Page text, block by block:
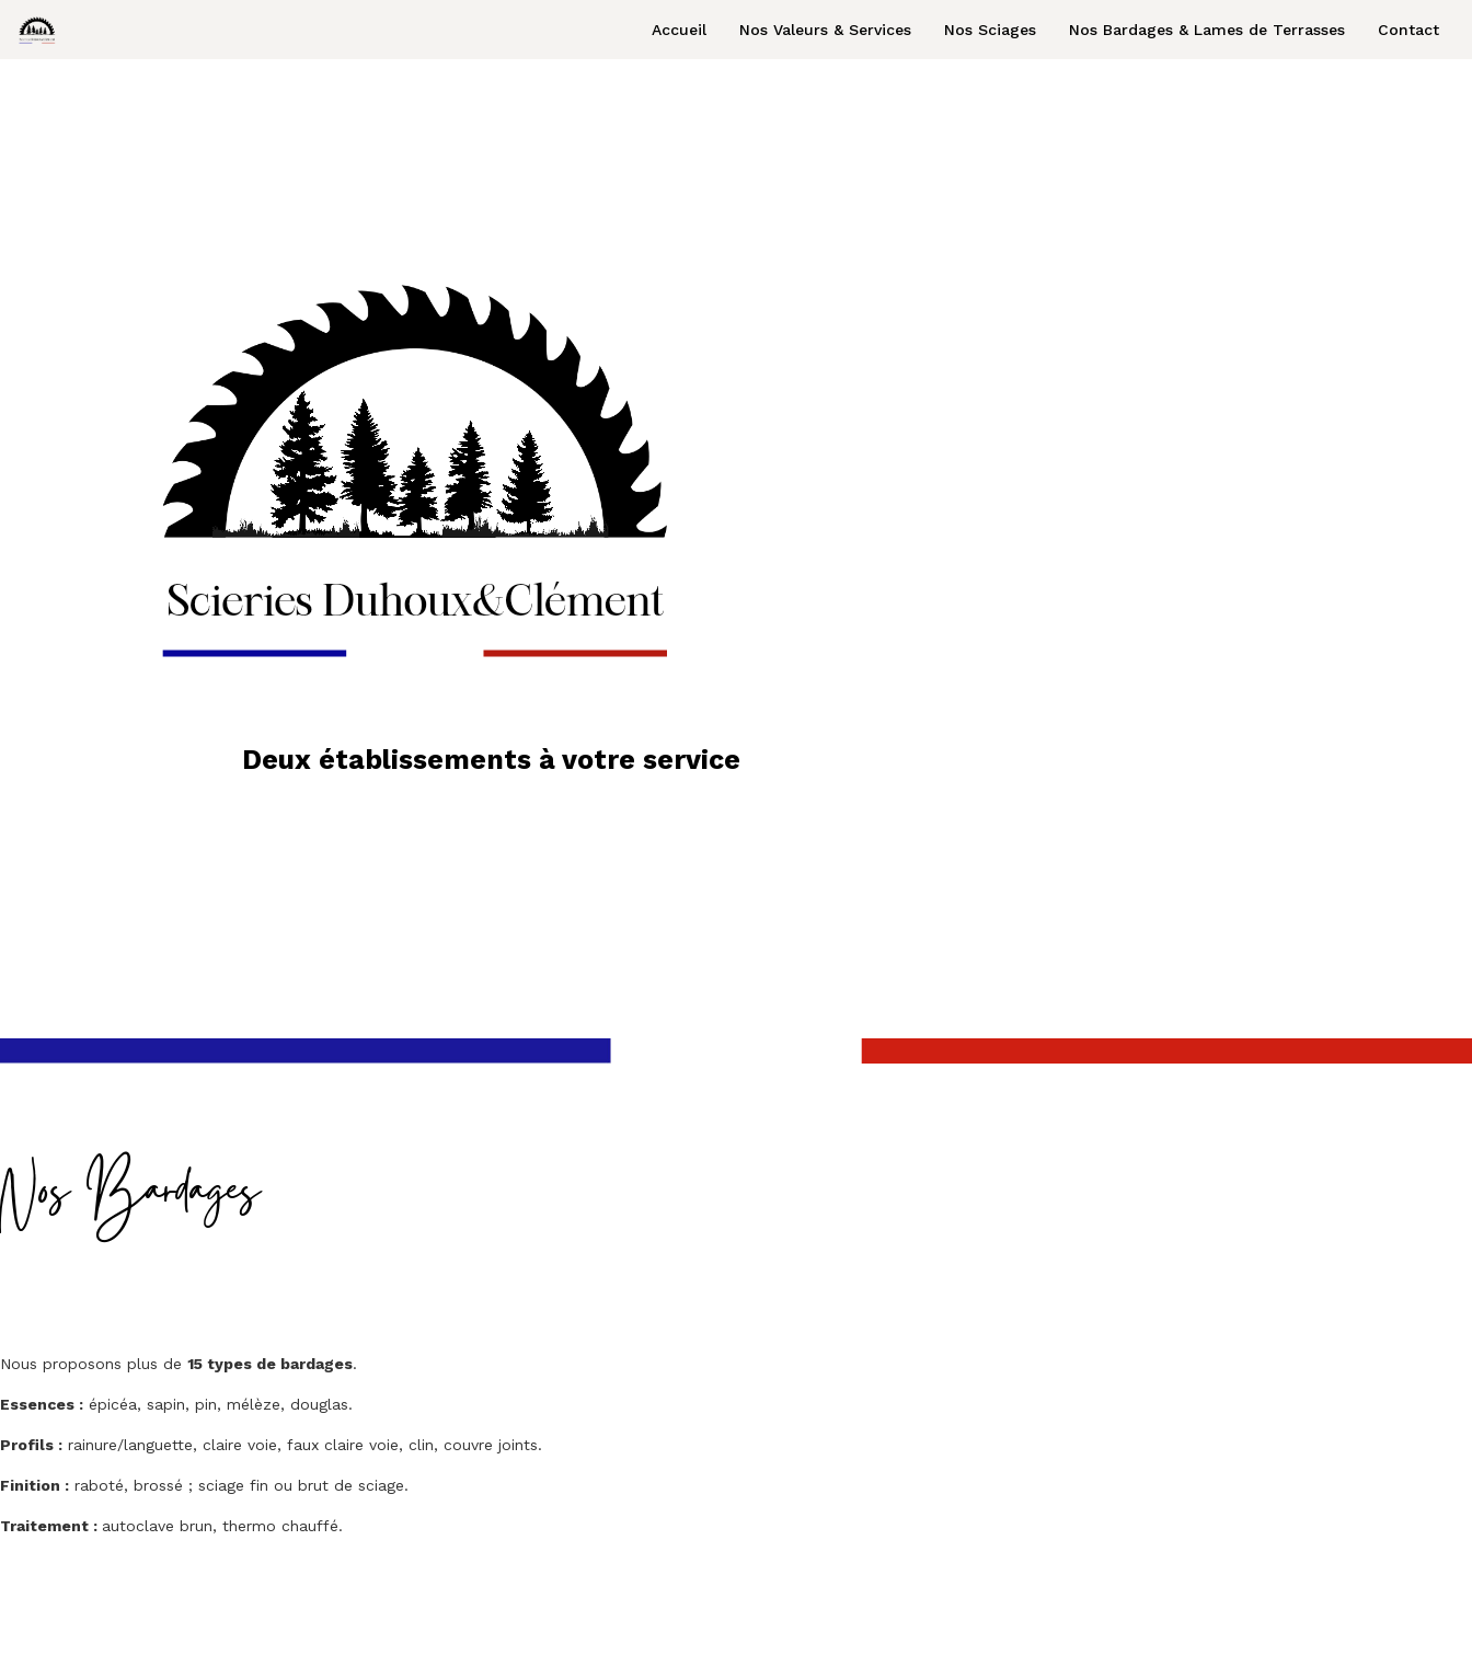
Accueil Nos Valeurs & Services Nos Sciages Nos Bardages & Lames de Terrasses Contact
Deux établissements à votre service
Nos Bardages
Nous proposons plus de 15 types de bardages.
Essences : épicéa, sapin, pin, mélèze, douglas.
Profils : rainure/languette, claire voie, faux claire voie, clin, couvre joints.
Finition : raboté, brossé ; sciage fin ou brut de sciage.
Traitement : autoclave brun, thermo chauffé.